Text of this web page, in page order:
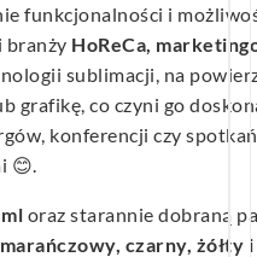
funkcjonalności i
branży HoReCa,
sublimacji, na
grafikę, co czyni go
konferencji czy
😊.
oraz starannie dobraną
czarny, żółty i